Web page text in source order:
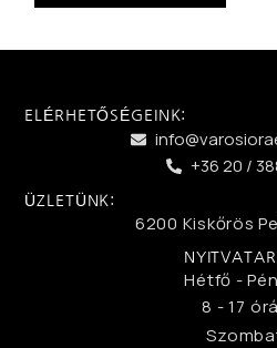
ELÉRHETŐSÉGEINK:
+36 20 /
ÜZLETÜNK:
6200 Kiskőrös
Hétfő -
8 - 17